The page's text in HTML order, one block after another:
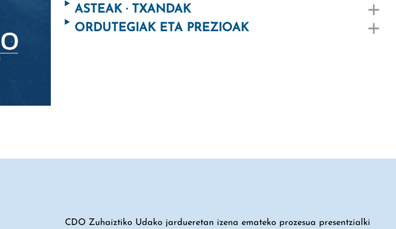
ASTEAK · TXANDAK
ORDUTEGIAK ETA PREZIOAK
CDO Zuhaiztiko Udako jardueretan izena emateko prozesua presentzialki